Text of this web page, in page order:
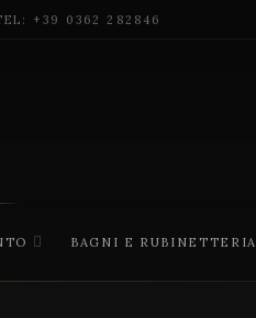
+39 0362 282846
BAGNI E RUBINETTERIA